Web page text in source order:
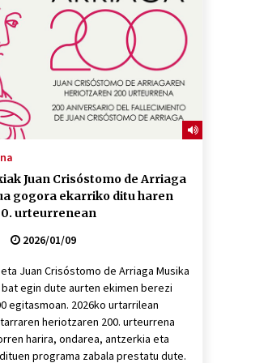
2026/07/16
San Pedro jaietako bertso-
2026/07/09
Iñurrietaren margoak
Uribitarte40 aretoan
Juan Crisóstomo de Arriaga
gogora ekarriko ditu haren
urteurrenean
2026/01/09
Juan Crisóstomo de Arriaga Musika
egin dute aurten ekimen berezi
egitasmoan. 2026ko urtarrilean
heriotzaren 200. urteurrena
harira, ondarea, antzerkia eta
programa zabala prestatu dute.